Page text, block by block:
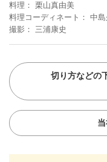
料理
栗山真由美
料理コーディネート
中
撮影
三浦康史
切り方などの